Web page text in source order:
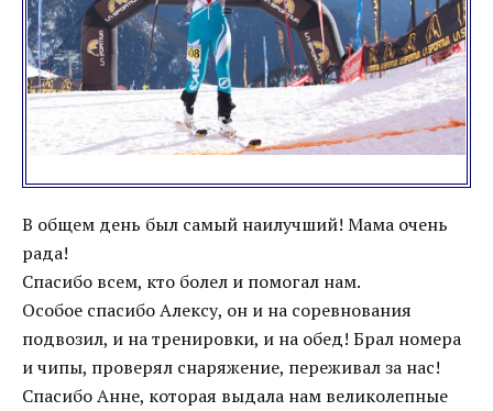
В общем день был самый наилучший! Мама очень
рада!
Спасибо всем, кто болел и помогал нам.
Особое спасибо Алексу, он и на соревнования
подвозил, и на тренировки, и на обед! Брал номера
и чипы, проверял снаряжение, переживал за нас!
Спасибо Анне, которая выдала нам великолепные